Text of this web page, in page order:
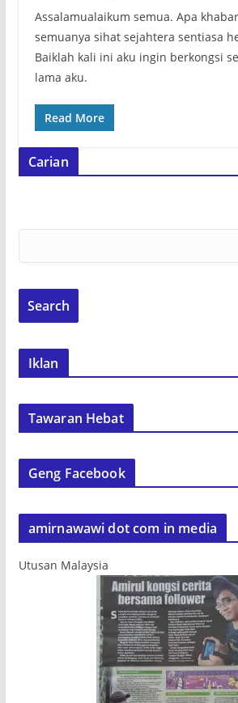
Assalamualaikum semua. Apa
semuanya sihat sejahtera sentiasa
Baiklah kali ini aku ingin berkongsi
lama aku.
Read More
Carian
Iklan
Tawaran Hebat
Geng Facebook
amirnawawi dot com in media
Utusan Malaysia